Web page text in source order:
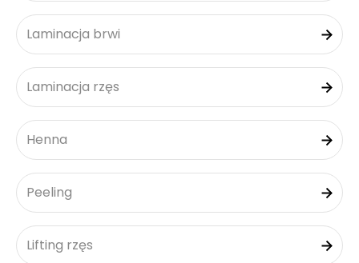
Laminacja brwi
Laminacja rzęs
Henna
Peeling
Lifting rzęs